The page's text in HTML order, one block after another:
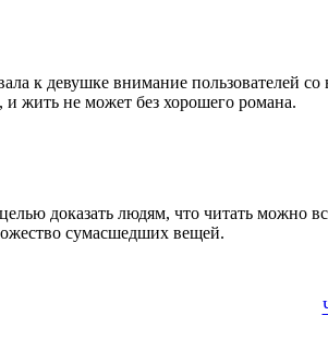
к девушке внимание пользователей
жить не может без хорошего романа.
доказать людям, что читать можно
сумасшедших вещей.